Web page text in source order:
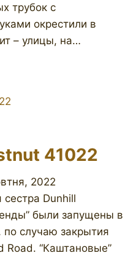
трубок с
окрестили в
– улицы, на…
41022
2022
Dunhill
были запущены в
по случаю закрытия
Road. “Каштановые”